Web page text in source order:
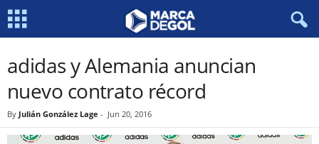
adidas y Alemania anuncian
nuevo contrato récord
By Julián González Lage - Jun 20, 2016